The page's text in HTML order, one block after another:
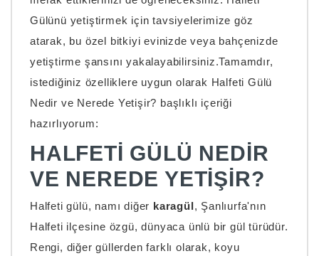
Gülünü yetiştirmek için tavsiyelerimize göz
atarak, bu özel bitkiyi evinizde veya bahçenizde
yetiştirme şansını yakalayabilirsiniz.Tamamdır,
istediğiniz özelliklere uygun olarak Halfeti Gülü
Nedir ve Nerede Yetişir? başlıklı içeriği
hazırlıyorum:
HALFETI GÜLÜ NEDIR
VE NEREDE YETIŞIR?
Halfeti gülü, namı diğer karagül, Şanlıurfa'nın
Halfeti ilçesine özgü, dünyaca ünlü bir gül türüdür.
Rengi, diğer güllerden farklı olarak, koyu